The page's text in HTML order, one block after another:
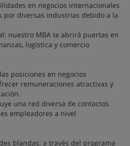
en negocios internacionales
por diversas industrias debido a la
nuestro MBA te abrirá puertas en
logística y comercio
posiciones en negocios
remuneraciones atractivas y
una red diversa de contactos
empleadores a nivel
blandas: a través del programa